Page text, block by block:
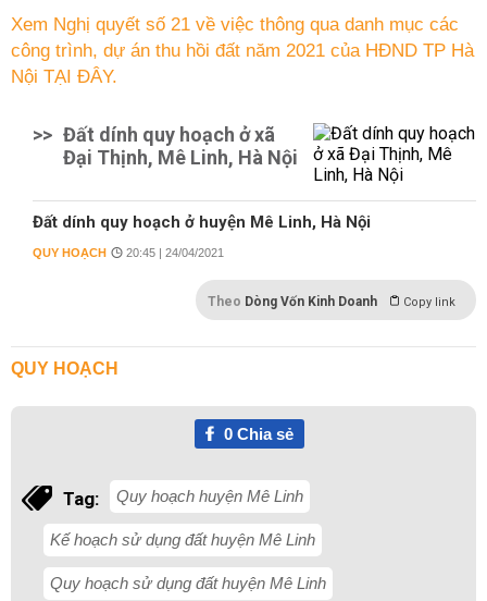
Xem Nghị quyết số 21 về việc thông qua danh mục các
công trình, dự án thu hồi đất năm 2021 của HĐND TP Hà
Nội TẠI ĐÂY.
>> Đất dính quy hoạch ở xã
Đại Thịnh, Mê Linh, Hà Nội
Đất dính quy hoạch ở huyện Mê Linh, Hà Nội
QUY HOẠCH 20:45 | 24/04/2021
Theo Dòng Vốn Kinh Doanh Copy link
QUY HOẠCH
0Chia sẻ
Tag: Quy hoạch huyện Mê Linh
Kế hoạch sử dụng đất huyện Mê Linh
Quy hoạch sử dụng đất huyện Mê Linh